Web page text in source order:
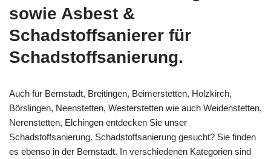
sowie Asbest &
Schadstoffsanierer für
Schadstoffsanierung.
Auch für Bernstadt, Breitingen, Beimerstetten, Holzkirch,
Börslingen, Neenstetten, Westerstetten wie auch Weidenstetten,
Nerenstetten, Elchingen entdecken Sie unser
Schadstoffsanierung. Schadstoffsanierung gesucht? Sie finden
es ebenso in der Bernstadt. In verschiedenen Kategorien sind